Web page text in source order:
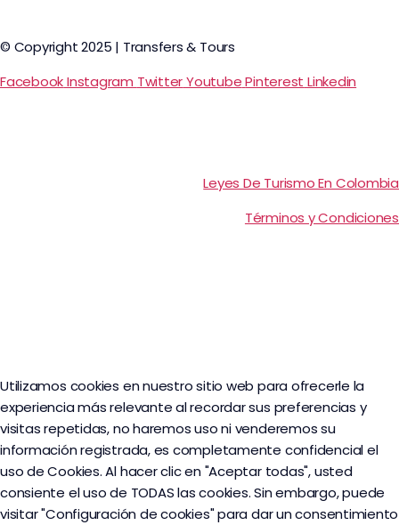
© Copyright 2025 | Transfers & Tours
FacebookInstagram TwitterYoutubePinterest Linkedin
Leyes De Turismo En Colombia
Términos y Condiciones
Utilizamos cookies en nuestro sitio web para ofrecerle la
experiencia más relevante al recordar sus preferencias y
visitas repetidas, no haremos uso ni venderemos su
información registrada, es completamente confidencial el
uso de Cookies. Al hacer clic en "Aceptar todas", usted
consiente el uso de TODAS las cookies. Sin embargo, puede
visitar "Configuración de cookies" para dar un consentimiento